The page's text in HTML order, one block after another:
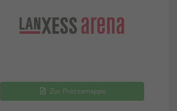
Zur Pressemappe